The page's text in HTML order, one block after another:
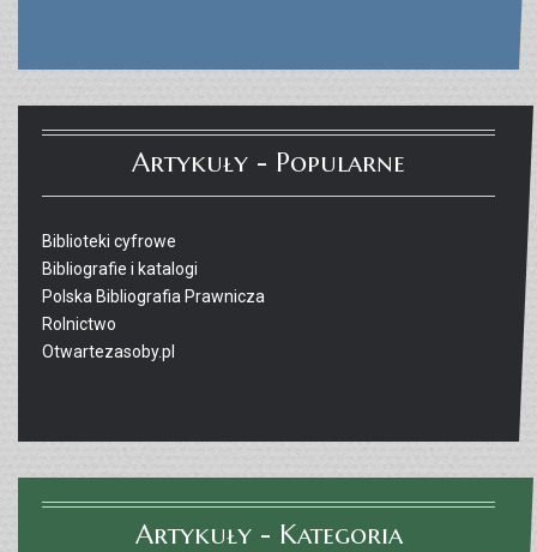
Artykuły - Popularne
Biblioteki cyfrowe
Bibliografie i katalogi
Polska Bibliografia Prawnicza
Rolnictwo
Otwartezasoby.pl
Artykuły - Kategoria